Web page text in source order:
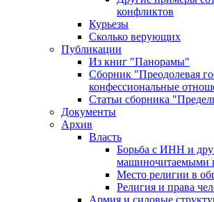
конфликтов
Курьезы
Сколько верующих
Публикации
Из книг "Панорамы"
Сборник "Преодолевая
конфессиональные
Статьи сборника
Документы
Архив
Власть
Борьба с ИНН и
машиночитаемыми
Место религии в
Религия и права